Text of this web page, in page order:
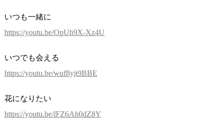
いつも一緒に
https://youtu.be/OpUh9X-Xz4U
いつでも会える
https://youtu.be/wuf8yjt9BBE
花になりたい
https://youtu.be/lFZ6Ah0dZ8Y